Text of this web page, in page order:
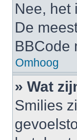
Nee, het
De
BBCode
Omhoog
» Wat
Smilies